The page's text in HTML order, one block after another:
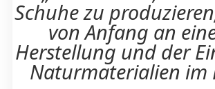
Schuhe zu
von Anfang an
Herstellung und der
Naturmaterialien im